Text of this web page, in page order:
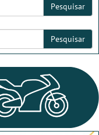
Pesquisar
Pesquisar